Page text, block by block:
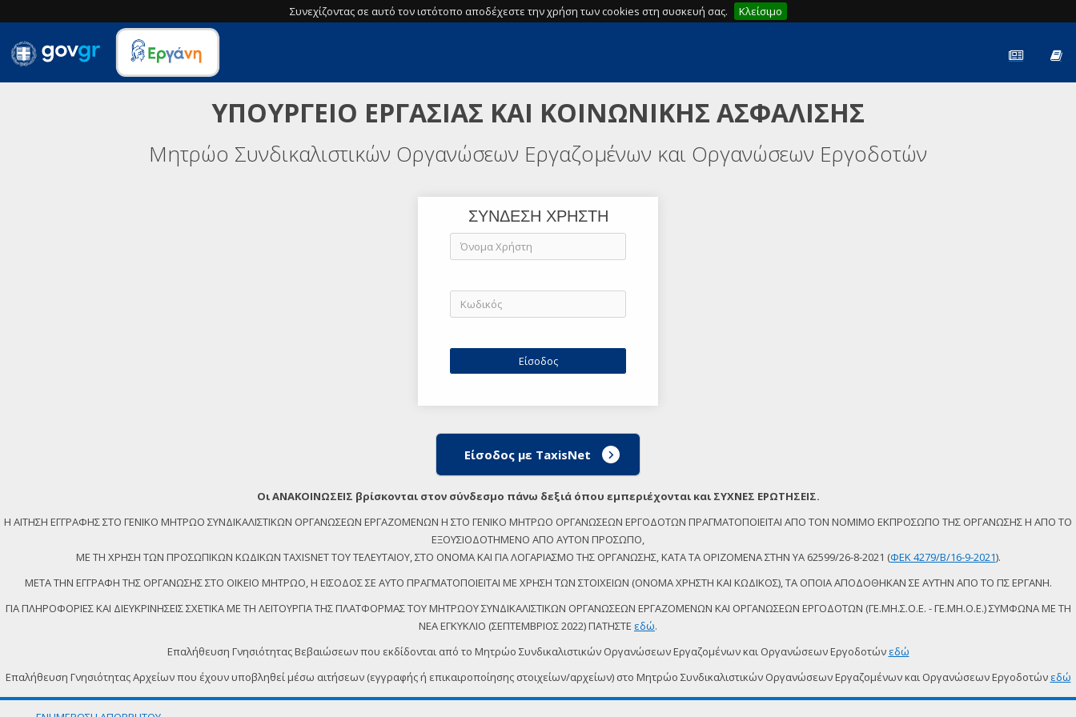
Συνεχίζοντας σε αυτό τον ιστότοπο αποδέχεστε την χρήση των cookies στη συσκευή σας. Κλείσιμο
ΥΠΟΥΡΓΕΙΟ ΕΡΓΑΣΙΑΣ ΚΑΙ ΚΟΙΝΩΝΙΚΗΣ ΑΣΦΑΛΙΣΗΣ
Μητρώο Συνδικαλιστικών Οργανώσεων Εργαζομένων και Οργανώσεων Εργοδοτών
ΣΥΝΔΕΣΗ ΧΡΗΣΤΗ
Είσοδος με TaxisNet
Οι ΑΝΑΚΟΙΝΩΣΕΙΣ βρίσκονται στον σύνδεσμο πάνω δεξιά όπου εμπεριέχονται και ΣΥΧΝΕΣ ΕΡΩΤΗΣΕΙΣ.
Η ΑΙΤΗΣΗ ΕΓΓΡΑΦΗΣ ΣΤΟ ΓΕΝΙΚΟ ΜΗΤΡΩΟ ΣΥΝΔΙΚΑΛΙΣΤΙΚΩΝ ΟΡΓΑΝΩΣΕΩΝ ΕΡΓΑΖΟΜΕΝΩΝ Η ΣΤΟ ΓΕΝΙΚΟ ΜΗΤΡΩΟ ΟΡΓΑΝΩΣΕΩΝ ΕΡΓΟΔΟΤΩΝ ΠΡΑΓΜΑΤΟΠΟΙΕΙΤΑΙ ΑΠΟ ΤΟΝ ΝΟΜΙΜΟ ΕΚΠΡΟΣΩΠΟ ΤΗΣ ΟΡΓΑΝΩΣΗΣ Η ΑΠΟ ΤΟ
ΕΞΟΥΣΙΟΔΟΤΗΜΕΝΟ ΑΠΟ ΑΥΤΟΝ ΠΡΟΣΩΠΟ,
ΜΕ ΤΗ ΧΡΗΣΗ ΤΩΝ ΠΡΟΣΩΠΙΚΩΝ ΚΩΔΙΚΩΝ TAXISNET ΤΟΥ ΤΕΛΕΥΤΑΙΟΥ, ΣΤΟ ΟΝΟΜΑ ΚΑΙ ΓΙΑ ΛΟΓΑΡΙΑΣΜΟ ΤΗΣ ΟΡΓΑΝΩΣΗΣ, ΚΑΤΑ ΤΑ ΟΡΙΖΟΜΕΝΑ ΣΤΗΝ ΥΑ 62599/26-8-2021 (ΦΕΚ 4279/Β/16-9-2021).
ΜΕΤΑ ΤΗΝ ΕΓΓΡΑΦΗ ΤΗΣ ΟΡΓΑΝΩΣΗΣ ΣΤΟ ΟΙΚΕΙΟ ΜΗΤΡΩΟ, Η ΕΙΣΟΔΟΣ ΣΕ ΑΥΤΟ ΠΡΑΓΜΑΤΟΠΟΙΕΙΤΑΙ ΜΕ ΧΡΗΣΗ ΤΩΝ ΣΤΟΙΧΕΙΩΝ (ΟΝΟΜΑ ΧΡΗΣΤΗ ΚΑΙ ΚΩΔΙΚΟΣ), ΤΑ ΟΠΟΙΑ ΑΠΟΔΟΘΗΚΑΝ ΣΕ ΑΥΤΗΝ ΑΠΟ ΤΟ ΠΣ ΕΡΓΑΝΗ.
ΓΙΑ ΠΛΗΡΟΦΟΡΙΕΣ ΚΑΙ ΔΙΕΥΚΡΙΝΗΣΕΙΣ ΣΧΕΤΙΚΑ ΜΕ ΤΗ ΛΕΙΤΟΥΡΓΙΑ ΤΗΣ ΠΛΑΤΦΟΡΜΑΣ ΤΟΥ ΜΗΤΡΩΟΥ ΣΥΝΔΙΚΑΛΙΣΤΙΚΩΝ ΟΡΓΑΝΩΣΕΩΝ ΕΡΓΑΖΟΜΕΝΩΝ ΚΑΙ ΟΡΓΑΝΩΣΕΩΝ ΕΡΓΟΔΟΤΩΝ (ΓΕ.ΜΗ.Σ.Ο.Ε. - ΓΕ.ΜΗ.Ο.Ε.) ΣΥΜΦΩΝΑ ΜΕ ΤΗ
ΝΕΑ ΕΓΚΥΚΛΙΟ (ΣΕΠΤΕΜΒΡΙΟΣ 2022) ΠΑΤΗΣΤΕ εδώ.
Επαλήθευση Γνησιότητας Βεβαιώσεων που εκδίδονται από το Μητρώο Συνδικαλιστικών Οργανώσεων Εργαζομένων και Οργανώσεων Εργοδοτών εδώ
Επαλήθευση Γνησιότητας Αρχείων που έχουν υποβληθεί μέσω αιτήσεων (εγγραφής ή επικαιροποίησης στοιχείων/αρχείων) στο Μητρώο Συνδικαλιστικών Οργανώσεων Εργαζομένων και Οργανώσεων Εργοδοτών εδώ